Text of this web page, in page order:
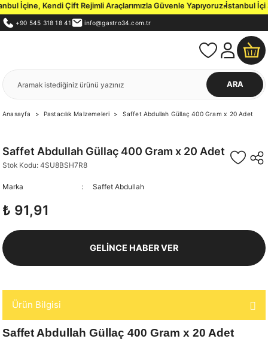
Rejimli Araçlarımızla Güvenle Yapıyoruz.İstanbul İçi 3000 TL ve
+90 545 318 18 41 info@gastro34.com.tr
ARA
Anasayfa Pastacılık Malzemeleri Saffet Abdullah Güllaç 400 Gram x 20 Adet
Saffet Abdullah Güllaç 400 Gram x 20 Adet
Stok Kodu: 4SU8BSH7R8
Marka Saffet Abdullah
₺ 91,91
GELİNCE HABER VER
Ürün Bilgisi
Saffet Abdullah Güllaç 400 Gram x 20 Adet